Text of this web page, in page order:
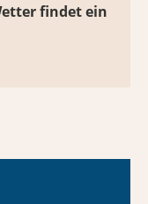
findet ein